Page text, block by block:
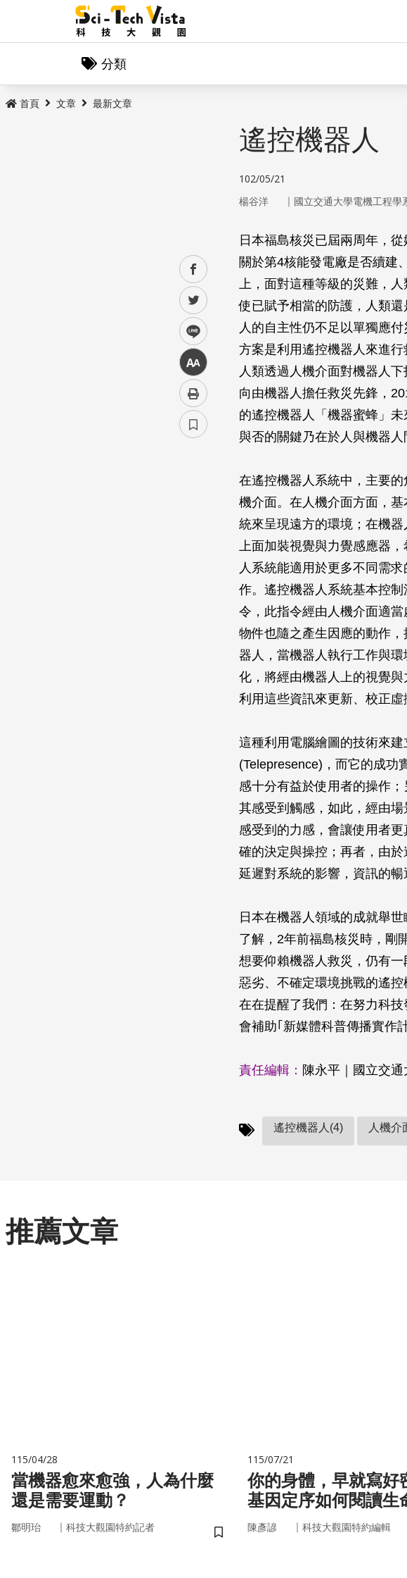
分類
首頁 文章 最新文章
facebook
twitter
line
中
遙控機器人
102/05/21
楊谷洋 ｜ 國立交通大學電機工程
日本福島核災已屆兩周年，
關於第4核能發電廠是否續建
上，面對這種等級的災難，
使已賦予相當的防護，人類
人的自主性仍不足以單獨應
方案是利用遙控機器人來進
人類透過人機介面對機器人
向由機器人擔任救災先鋒，
的遙控機器人「機器蜜蜂」
與否的關鍵乃在於人與機器人
在遙控機器人系統中，主要
機介面。在人機介面方面，
統來呈現遠方的環境；在機
上面加裝視覺與力覺感應器
人系統能適用於更多不同需
作。遙控機器人系統基本控
令，此指令經由人機介面適
物件也隨之產生因應的動作
器人，當機器人執行工作與
化，將經由機器人上的視覺
利用這些資訊來更新、校正虛
這種利用電腦繪圖的技術來
(Telepresence)，而它的成功
感十分有益於使用者的操作
其感受到觸感，如此，經由
感受到的力感，會讓使用者
確的決定與操控；再者，由
延遲對系統的影響，資訊的暢
日本在機器人領域的成就舉
了解，2年前福島核災時，剛
想要仰賴機器人救災，仍有
惡劣、不確定環境挑戰的遙
在在提醒了我們：在努力科
會補助｢新媒體科普傳播實作
責任編輯： 陳永平｜國立交
遙控機器人(4) 人機介
推薦文章
115/04/28
當機器愈來愈強，人為什麼
還是需要運動？
鄒明珆 ｜ 科技大觀園特約記者
儲存書籤
115/07/21
你的身體，早就寫好
基因定序如何閱讀生
書
陳彥諺 ｜ 科技大觀園特約編輯